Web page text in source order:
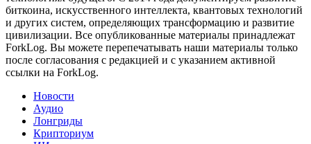
биткоина, искусственного интеллекта, квантовых технологий
и других систем, определяющих трансформацию и развитие
цивилизации. Все опубликованные материалы принадлежат
ForkLog. Вы можете перепечатывать наши материалы только
после согласования с редакцией и с указанием активной
ссылки на ForkLog.
Новости
Аудио
Лонгриды
Крипториум